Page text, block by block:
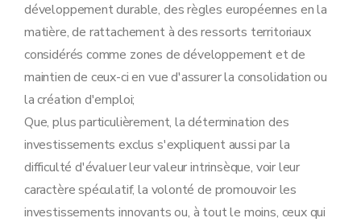
développement durable, des règles européennes en la
matière, de rattachement à des ressorts territoriaux
considérés comme zones de développement et de
maintien de ceux-ci en vue d'assurer la consolidation ou
la création d'emploi;
Que, plus particulièrement, la détermination des
investissements exclus s'expliquent aussi par la
difficulté d'évaluer leur valeur intrinsèque, voir leur
caractère spéculatif, la volonté de promouvoir les
investissements innovants ou, à tout le moins, ceux qui